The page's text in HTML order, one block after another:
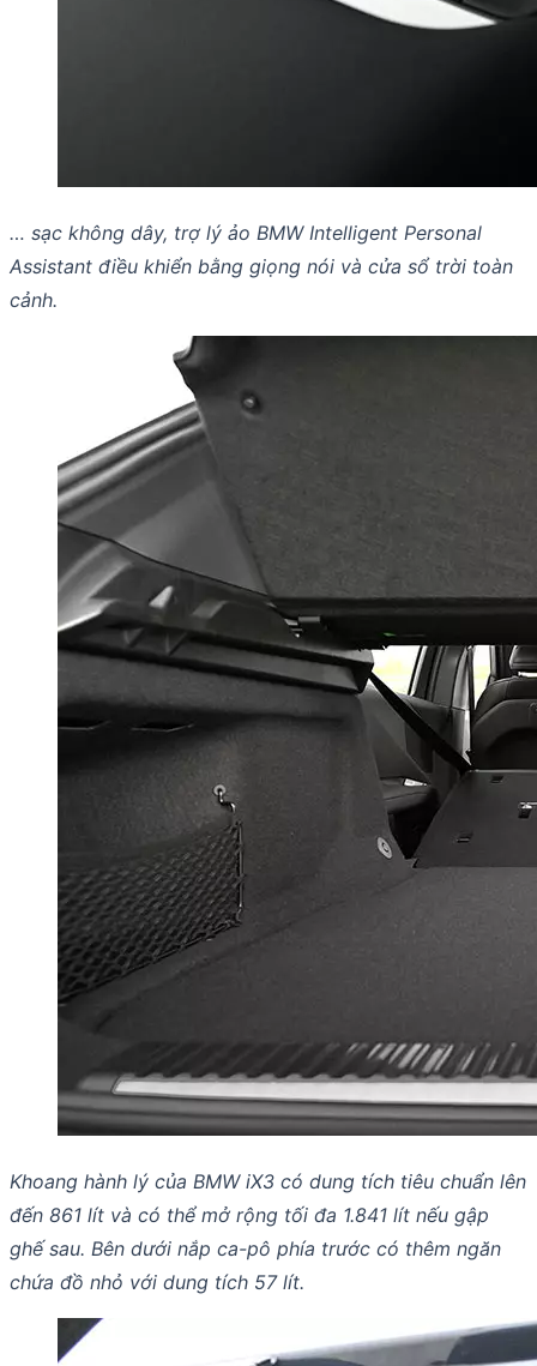
… sạc không dây, trợ lý ảo BMW Intelligent Personal
Assistant điều khiển bằng giọng nói và cửa sổ trời toàn
cảnh.
Khoang hành lý của BMW iX3 có dung tích tiêu chuẩn lên
đến 861 lít và có thể mở rộng tối đa 1.841 lít nếu gập
ghế sau. Bên dưới nắp ca-pô phía trước có thêm ngăn
chứa đồ nhỏ với dung tích 57 lít.